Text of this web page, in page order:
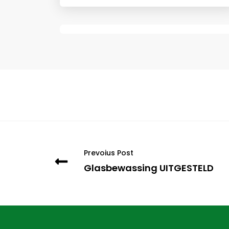
Prevoius Post
Glasbewassing UITGESTELD